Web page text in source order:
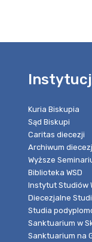
Kuria Biskupia
Sąd Biskupi
Caritas diecezji
Archiwum
Wyższe
Biblioteka WSD
Instytut Studiów
Diecezjalne
Studia
Sanktuarium w
Sanktuarium na